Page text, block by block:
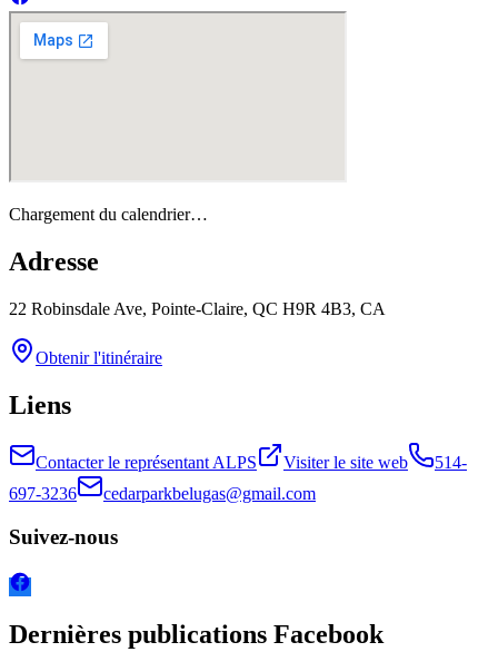
Chargement du calendrier…
Adresse
22 Robinsdale Ave, Pointe-Claire, QC H9R 4B3, CA
Obtenir l'itinéraire
Liens
Contacter le représentant ALPS Visiter le site web
514-
697-3236
cedarparkbelugas@gmail.com
Suivez-nous
Dernières publications Facebook